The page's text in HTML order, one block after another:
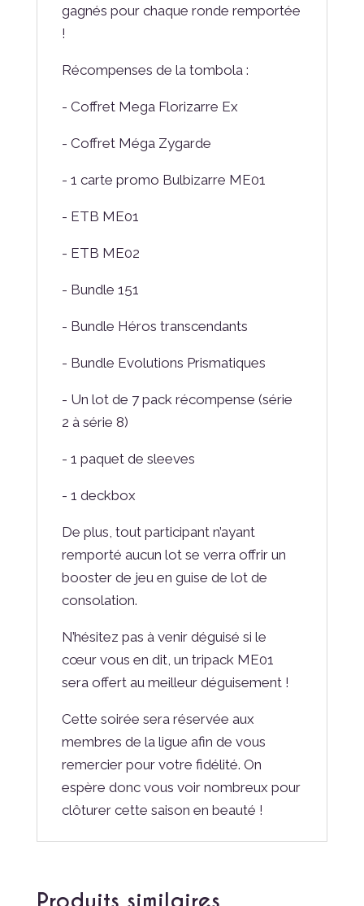
gagnés pour chaque ronde remportée
!
Récompenses de la tombola :
- Coffret Mega Florizarre Ex
- Coffret Méga Zygarde
- 1 carte promo Bulbizarre ME01
- ETB ME01
- ETB ME02
- Bundle 151
- Bundle Héros transcendants
- Bundle Evolutions Prismatiques
- Un lot de 7 pack récompense (série
2 à série 8)
- 1 paquet de sleeves
- 1 deckbox
De plus, tout participant n’ayant
remporté aucun lot se verra offrir un
booster de jeu en guise de lot de
consolation.
N’hésitez pas à venir déguisé si le
cœur vous en dit, un tripack ME01
sera offert au meilleur déguisement !
Cette soirée sera réservée aux
membres de la ligue afin de vous
remercier pour votre fidélité. On
espère donc vous voir nombreux pour
clôturer cette saison en beauté !